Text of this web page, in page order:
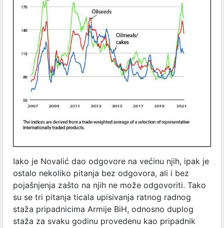
Iako je Novalić dao odgovore na većinu njih, ipak je
ostalo nekoliko pitanja bez odgovora, ali i bez
pojašnjenja zašto na njih ne može odgovoriti. Tako
su se tri pitanja ticala upisivanja ratnog radnog
staža pripadnicima Armije BiH, odnosno duplog
staža za svaku godinu provedenu kao pripadnik